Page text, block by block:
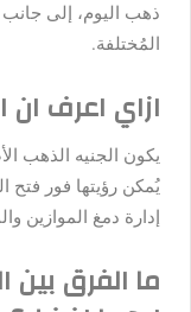
ذهب اليوم، إلى جانب
المُختلفة.
ازاي اعرف ان
يكون الجنيه الذهب
يُمكن رؤيتها فور فتح
إدارة دمغ الموازين
ما الفرق